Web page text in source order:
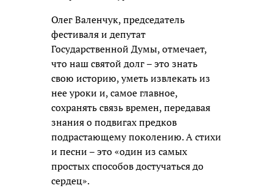
Олег Валенчук, председатель
фестиваля и депутат
Государственной Думы, отмечает,
что наш святой долг – это знать
свою историю, уметь извлекать из
нее уроки и, самое главное,
сохранять связь времен, передавая
знания о подвигах предков
подрастающему поколению. А стихи
и песни – это «один из самых
простых способов достучаться до
сердец».